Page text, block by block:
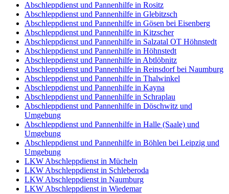
Abschleppdienst und Pannenhilfe in Rositz
Abschleppdienst und Pannenhilfe in Glebitzsch
Abschleppdienst und Pannenhilfe in Gösen bei Eisenberg
Abschleppdienst und Pannenhilfe in Kitzscher
Abschleppdienst und Pannenhilfe in Salzatal OT Höhnstedt
Abschleppdienst und Pannenhilfe in Höhnstedt
Abschleppdienst und Pannenhilfe in Abtlöbnitz
Abschleppdienst und Pannenhilfe in Reinsdorf bei Naumburg
Abschleppdienst und Pannenhilfe in Thalwinkel
Abschleppdienst und Pannenhilfe in Kayna
Abschleppdienst und Pannenhilfe in Schraplau
Abschleppdienst und Pannenhilfe in Döschwitz und
Umgebung
Abschleppdienst und Pannenhilfe in Halle (Saale) und
Umgebung
Abschleppdienst und Pannenhilfe in Böhlen bei Leipzig und
Umgebung
LKW Abschleppdienst in Mücheln
LKW Abschleppdienst in Schleberoda
LKW Abschleppdienst in Naumburg
LKW Abschleppdienst in Wiedemar